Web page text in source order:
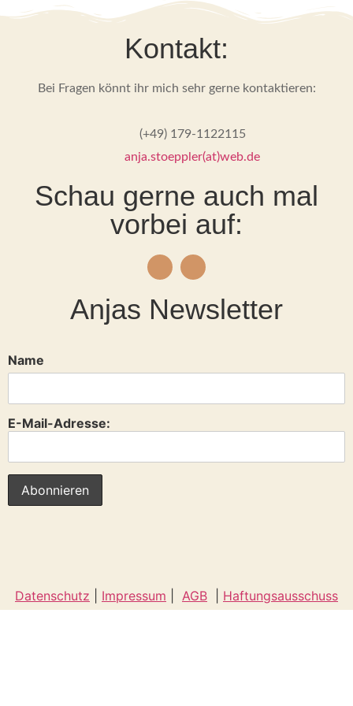
Kontakt:
Bei Fragen könnt ihr mich sehr gerne kontaktieren:
(+49) 179-1122115
anja.stoeppler(at)web.de
Schau gerne auch mal
vorbei auf:
Anjas Newsletter
Name
E-Mail-Adresse:
Datenschutz Impressum AGB Haftungsausschuss